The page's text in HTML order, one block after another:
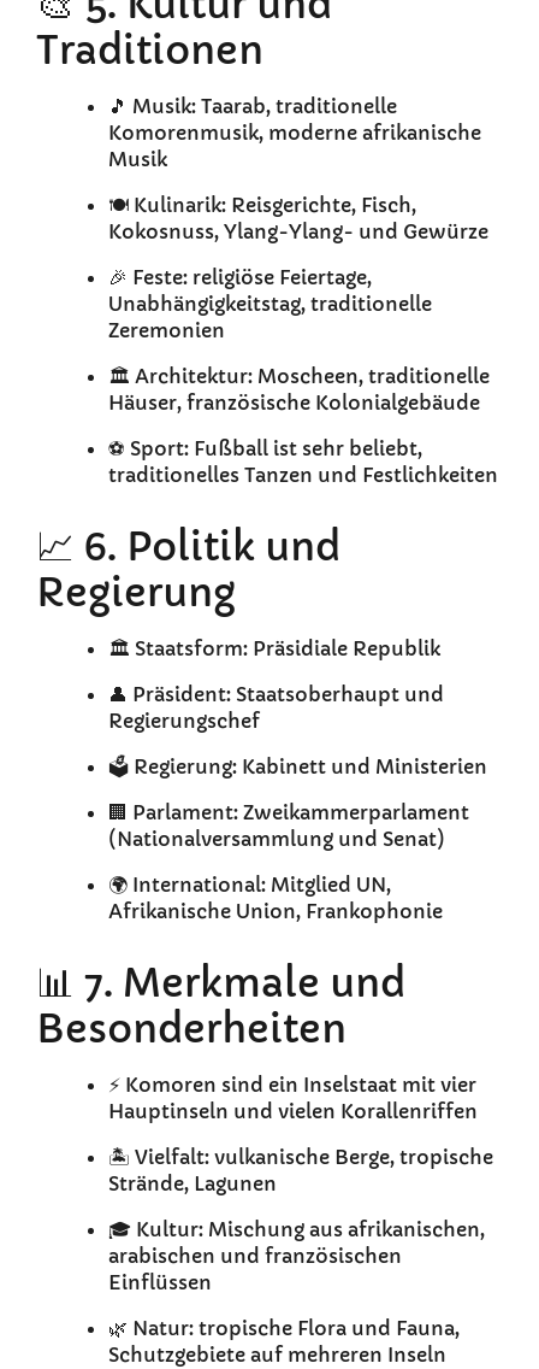
Traditionen
🎵 Musik: Taarab, traditionelle
Komorenmusik, moderne afrikanische
Musik
🍽️ Kulinarik: Reisgerichte, Fisch,
Kokosnuss, Ylang-Ylang- und Gewürze
🎉 Feste: religiöse Feiertage,
Unabhängigkeitstag, traditionelle
Zeremonien
🏛️ Architektur: Moscheen, traditionelle
Häuser, französische Kolonialgebäude
⚽ Sport: Fußball ist sehr beliebt,
traditionelles Tanzen und Festlichkeiten
📈 6. Politik und
Regierung
🏛️ Staatsform: Präsidiale Republik
👤 Präsident: Staatsoberhaupt und
Regierungschef
🗳️ Regierung: Kabinett und Ministerien
🏢 Parlament: Zweikammerparlament
(Nationalversammlung und Senat)
🌍 International: Mitglied UN,
Afrikanische Union, Frankophonie
📊 7. Merkmale und
Besonderheiten
⚡ Komoren sind ein Inselstaat mit vier
Hauptinseln und vielen Korallenriffen
🏝️ Vielfalt: vulkanische Berge, tropische
Strände, Lagunen
🎓 Kultur: Mischung aus afrikanischen,
arabischen und französischen
Einflüssen
🌿 Natur: tropische Flora und Fauna,
Schutzgebiete auf mehreren Inseln